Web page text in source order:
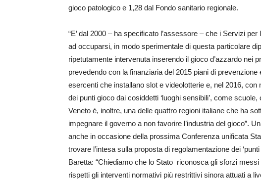
gioco patologico e 1,28 dal Fondo sanitario regionale.
“E’ dal 2000 – ha specificato l’assessore – che i Servizi
ad occuparsi, in modo sperimentale di questa particolare
ripetutamente intervenuta inserendo il gioco d’azzardo nei
prevedendo con la finanziaria del 2015 piani di
esercenti che installano slot e videolotterie e, nel 2016,
dei punti gioco dai cosiddetti ‘luoghi sensibili’, come
Veneto è, inoltre, una delle quattro regioni italiane che ha
impegnare il governo a non favorire l’industria del gioco”.
anche in occasione della prossima Conferenza unificata
trovare l’intesa sulla proposta di regolamentazione dei
Baretta: “Chiediamo che lo Stato riconosca gli sforzi
rispetti gli interventi normativi più restrittivi sinora attuati a